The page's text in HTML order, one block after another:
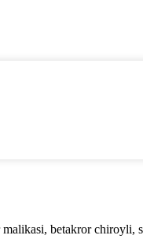
malikasi, betakror chiroyli,